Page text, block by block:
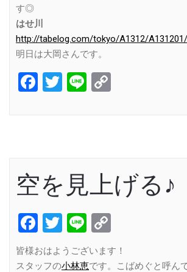
す◎
はせ川
http://tabelog.com/tokyo/A1312/
明日は大岡さんです。
Facebook
Twitter
Line
空を見上げる♪
Facebook
Twitter
Line
Link
皆様おはようございます！
スタッフの小林恵です。こばめぐと呼ん